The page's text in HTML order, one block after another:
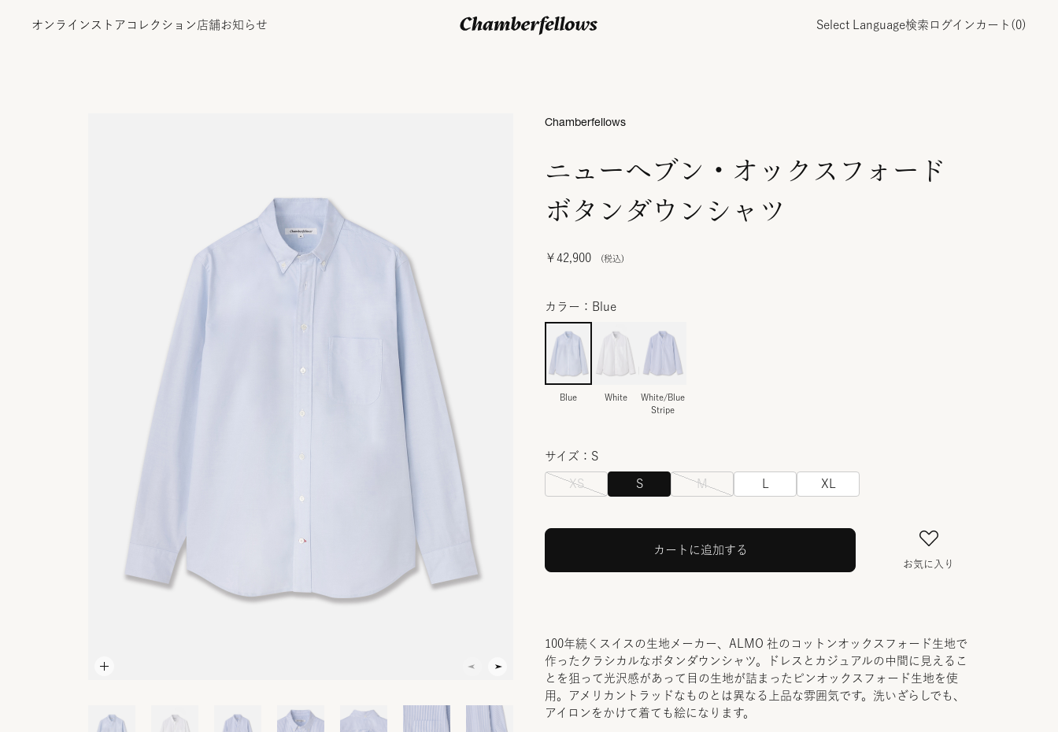
オンラインストア コレクション 店舗お知らせ Select Language検索 ログイン カート( 0)
ニューヘブン・オックスフォード
ボタンダウンシャツ
￥42,900
Chamberfellows
カラー：Blue
Blue White
White/Blue
Stripe
サイズ：S
XS S M XL
カートに追加する
お気に入り
100年続くスイスの生地メーカー、ALMO 社のコットンオックスフォード生地で
作ったクラシカルなボタンダウンシャツ。ドレスとカジュアルの中間に見えるこ
とを狙って光沢感があって目の生地が詰まったピンオックスフォード生地を使
用。アメリカントラッドなものとは異なる上品な雰囲気です。洗いざらしでも、
アイロンをかけて着ても絵になります。